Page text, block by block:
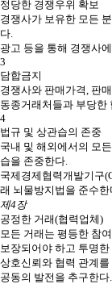
정당한 경쟁우위 확보
경쟁사가 보유한 모든
다.
광고 등을 통해 경쟁사
3
담합금지
경쟁사와 판매가격, 판
동종거래처들과 부당한
4
법규 및 상관습의 존중
국내 및 해외에서의 모
습을 존중한다.
국제경제협력개발기구
래 뇌물방지법을 준수한
제4장
공정한 거래(협력업체)
모든 거래는 평등한 참
보장되어야 하고 투명한
상호신뢰와 협력 관계를
공동의 발전을 추구한다.